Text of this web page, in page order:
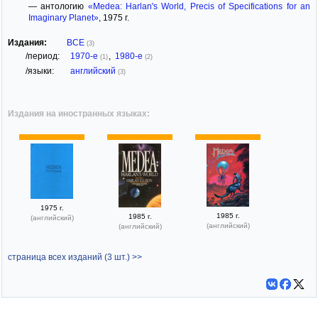
— антологию «Medea: Harlan's World, Precis of Specifications for an
Imaginary Planet», 1975 г.
Издания: ВСЕ (3)
/период: 1970-е (1) 1980-е (2)
/языки: английский (3)
Издания на иностранных языках:
1975 г.
(английский)
1985 г.
(английский)
1985 г.
(английский)
страница всех изданий (3 шт.) >>